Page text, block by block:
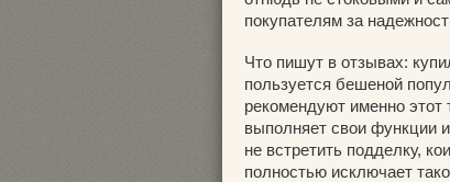
покупателям за
Что пишут в отзывах:
пользуется бешеной
рекомендуют именно
выполняет свои функции
не встретить подделку,
полностью исключает